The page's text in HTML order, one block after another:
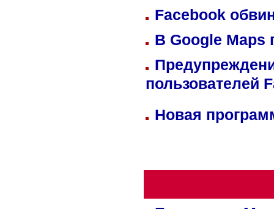
Facebook
В Google Maps
пользователей
Новая